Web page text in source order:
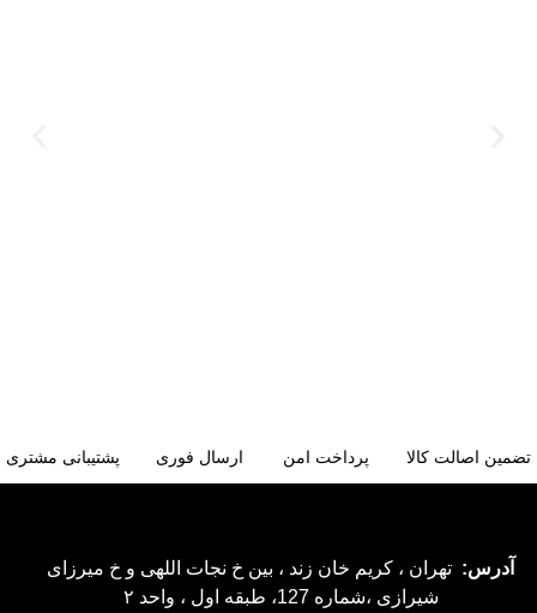
تضمین اصالت کالا پرداخت امن ارسال فوری پشتیبانی مشتری
آدرس: تهران ، کریم خان زند ، بین خ نجات اللهی و خ میرزای
شیرازی ،شماره 127، طبقه اول ، واحد ۲